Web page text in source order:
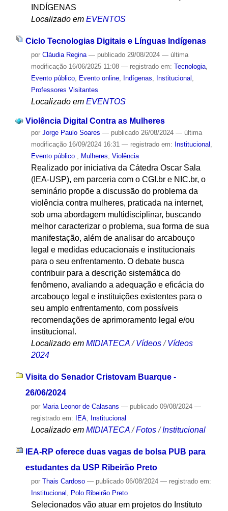
INDÍGENAS
Localizado em EVENTOS
Ciclo Tecnologias Digitais e Línguas Indígenas
por Cláudia Regina — publicado29/08/2024 — última
modificação16/06/2025 11:08 — registrado em: Tecnologia,
Evento público, Evento online, Indígenas Institucional
Professores Visitantes
Localizado em EVENTOS
Violência Digital Contra as Mulheres
por Jorge Paulo Soares — publicado26/08/2024 — última
modificação16/09/2024 16:31 — registrado em: Institucional ,
Evento público , Mulheres, Violência
Realizado por iniciativa da Cátedra Oscar Sala
(IEA-USP), em parceria com o CGI.br e NIC.br, o
seminário propõe a discussão do problema da
violência contra mulheres, praticada na internet,
sob uma abordagem multidisciplinar, buscando
melhor caracterizar o problema, sua forma de sua
manifestação, além de analisar do arcabouço
legal e medidas educacionais e institucionais
para o seu enfrentamento. O debate busca
contribuir para a descrição sistemática do
fenômeno, avaliando a adequação e eficácia do
arcabouço legal e instituições existentes para o
seu amplo enfrentamento, com possíveis
recomendações de aprimoramento legal e/ou
institucional.
Localizado em MIDIATECA / Vídeos / Vídeos
2024
Visita do Senador Cristovam Buarque -
26/06/2024
por Maria Leonor de Calasans — publicado09/08/2024 —
registrado em:
IEA, Institucional
Localizado em MIDIATECA /Fotos /Institucional
IEA-RP oferece duas vagas de bolsa PUB para
estudantes da USP Ribeirão Preto
por Thais Cardoso — publicado06/08/2024 — registrado em:
Institucional
Polo Ribeirão Preto
Selecionados vão atuar em projetos do Instituto